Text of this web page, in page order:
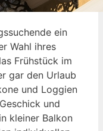
ein
Wahl ihres
Frühstück im
gar den Urlaub
und Loggien
und
kleiner Balkon